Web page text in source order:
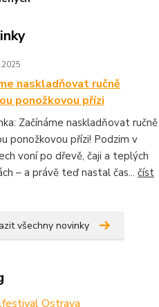
naskladňovat ručně
ponožkovou přízi
Začínáme naskladňovat ručně
ponožkovou přízi! Podzim v
voní po dřevě, čaji a teplých
– a právě teď nastal čas... číst
všechny novinky